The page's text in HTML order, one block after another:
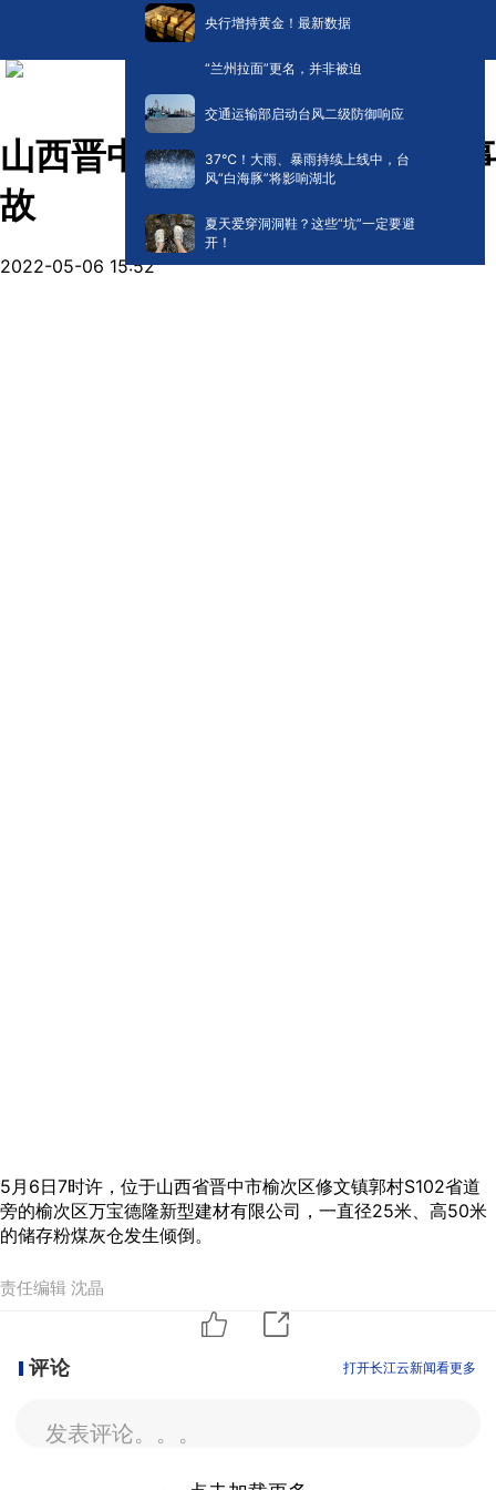
央行增持黄金！最新数据
“兰州拉面”更名，并非被迫
交通运输部启动台风二级防御响应
​37℃！大雨、暴雨持续上线中，台
风“白海豚”将影响湖北
夏天爱穿洞洞鞋？这些“坑”一定要避
开！
山西晋中一建材公司发生坍塌事
故
2022-05-06 15:52
5月6日7时许，位于山西省晋中市榆次区修文镇郭村S102省道
旁的榆次区万宝德隆新型建材有限公司，一直径25米、高50米
的储存粉煤灰仓发生倾倒。
责任编辑 沈晶
评论 打开长江云新闻看更多
发表评论。。。